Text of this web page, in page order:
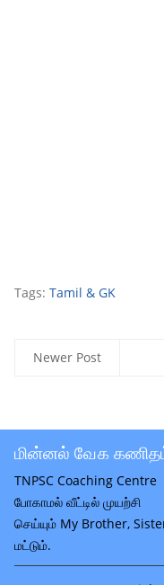
Tags: Tamil & GK
Newer Post
மின்னல் வேக
TNPSC Coaching Centre
போகாமல் வீட்டில் முயற்சி
செய்யும் My Brother,
மட்டும்.